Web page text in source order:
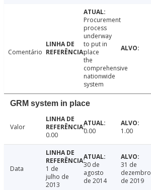
Comentário
Procurement
process
underway
to put in
place
the
comprehensive
nationwide
system
GRM system in place
Valor
0.00
0.00 1.00
Data
1 de
julho de
2013
30 de
agosto
de 2014
31 de
dezembro
de 2019